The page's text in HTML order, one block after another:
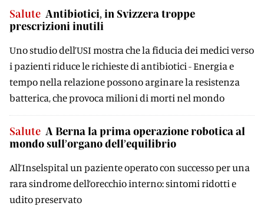
Salute Antibiotici, in Svizzera troppe
prescrizioni inutili
Uno studio dell’USI mostra che la fiducia dei medici verso
i pazienti riduce le richieste di antibiotici - Energia e
tempo nella relazione possono arginare la resistenza
batterica, che provoca milioni di morti nel mondo
Salute A Berna la prima operazione robotica al
mondo sull’organo dell’equilibrio
All’Inselspital un paziente operato con successo per una
rara sindrome dell’orecchio interno: sintomi ridotti e
udito preservato